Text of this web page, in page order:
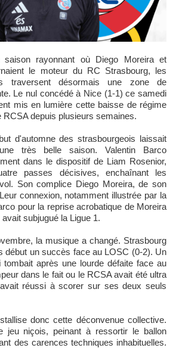
le moteur du RC Strasbourg, les
traversent désormais une zone de
Le nul concédé à Nice (1-1) ce samedi
mis en lumière cette baisse de régime
RCSA depuis plusieurs semaines.
d'automne des strasbourgeois laissait
très belle saison. Valentin Barco
dans le dispositif de Liam Rosenior,
passes décisives, enchaînant les
Son complice Diego Moreira, de son
connexion, notamment illustrée par la
pour la reprise acrobatique de Moreira
subjugué la Ligue 1.
la musique a changé. Strasbourg
début un succès face au LOSC (0-2). Un
après une lourde défaite face au
dans le fait ou le RCSA avait été ultra
réussi à scorer sur ses deux seuls
donc cette déconvenue collective.
jeu niçois, peinant à ressortir le ballon
des carences techniques inhabituelles.